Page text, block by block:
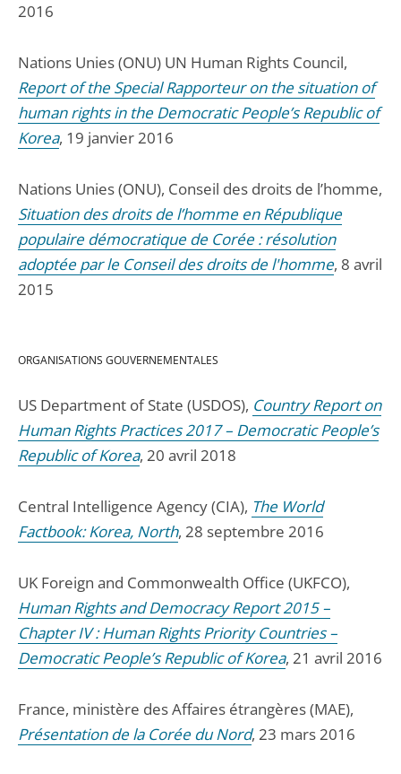
2016
Nations Unies (ONU) UN Human Rights Council,
Report of the Special Rapporteur on the situation of
human rights in the Democratic People’s Republic of
Korea, 19 janvier 2016
Nations Unies (ONU), Conseil des droits de l’homme,
Situation des droits de l’homme en République
populaire démocratique de Corée : résolution
adoptée par le Conseil des droits de l'homme, 8 avril
2015
ORGANISATIONS GOUVERNEMENTALES
US Department of State (USDOS), Country Report on
Human Rights Practices 2017 – Democratic People’s
Republic of Korea, 20 avril 2018
Central Intelligence Agency (CIA), The World
Factbook: Korea, North, 28 septembre 2016
UK Foreign and Commonwealth Office (UKFCO),
Human Rights and Democracy Report 2015 –
Chapter IV : Human Rights Priority Countries –
Democratic People’s Republic of Korea, 21 avril 2016
France, ministère des Affaires étrangères (MAE),
Présentation de la Corée du Nord, 23 mars 2016